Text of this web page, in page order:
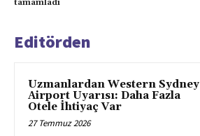
tamamladı
Editörden
Uzmanlardan Western Sydney
Airport Uyarısı: Daha Fazla
Otele İhtiyaç Var
27 Temmuz 2026